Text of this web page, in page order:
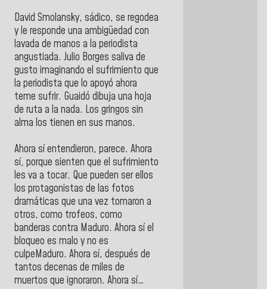
David Smolansky, sádico, se regodea
y le responde una ambigüedad con
lavada de manos a la periodista
angustiada. Julio Borges saliva de
gusto imaginando el sufrimiento que
la periodista que lo apoyó ahora
teme sufrir. Guaidó dibuja una hoja
de ruta a la nada. Los gringos sin
alma los tienen en sus manos.
Ahora sí entendieron, parece. Ahora
sí, porque sienten que el sufrimiento
les va a tocar. Que pueden ser ellos
los protagonistas de las fotos
dramáticas que una vez tomaron a
otros, como trofeos, como
banderas contra Maduro. Ahora sí el
bloqueo es malo y no es
culpeMaduro. Ahora sí, después de
tantos decenas de miles de
muertos que ignoraron. Ahora sí…